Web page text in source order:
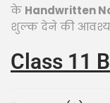
के Handwritten
शुल्क देने की
Class 11
Notes